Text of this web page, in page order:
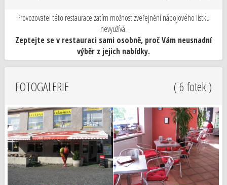
Provozovatel této restaurace zatím možnost zveřejnění nápojového lístku
nevyužívá.
Zeptejte se v restauraci sami osobně, proč Vám neusnadní
výběr z jejich nabídky.
FOTOGALERIE ( 6 fotek )